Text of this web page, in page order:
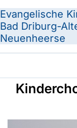
Evangelische
Bad Driburg-
Neuenheerse